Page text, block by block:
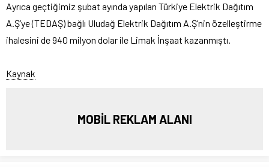
Ayrıca geçtiğimiz şubat ayında yapılan Türkiye Elektrik Dağıtım
A.Ş’ye (TEDAŞ) bağlı Uludağ Elektrik Dağıtım A.Ş’nin özelleştirme
ihalesini de 940 milyon dolar ile Limak İnşaat kazanmıştı.
Kaynak
MOBİL REKLAM ALANI